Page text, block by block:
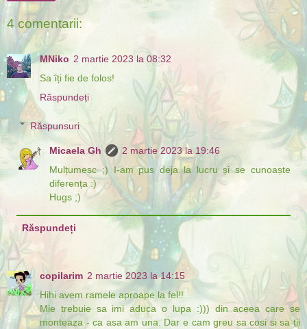
4 comentarii:
MNiko 2 martie 2023 la 08:32
Sa îți fie de folos!
Răspundeți
Răspunsuri
Micaela Gh
2 martie 2023 la 19:46
Mulțumesc ;) I-am pus deja la lucru și se cunoaște
diferența :)
Hugs ;)
Răspundeți
copilarim 2 martie 2023 la 14:15
Hihi avem ramele aproape la fel!!
Mie trebuie sa imi aduca o lupa :))) din aceea care se
monteaza - ca asa am una. Dar e cam greu sa cosi si sa tii